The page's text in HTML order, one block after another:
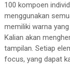
100 kompoen
menggunakan
memiliki warna
Kalian akan
tampilan. Setiap
focus, yang dapat